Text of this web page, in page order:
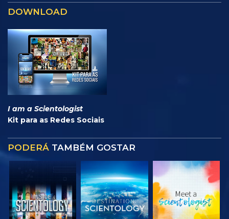
DOWNLOAD
I am a Scientologist
Kit para as Redes Sociais
PODERÁ TAMBÉM GOSTAR